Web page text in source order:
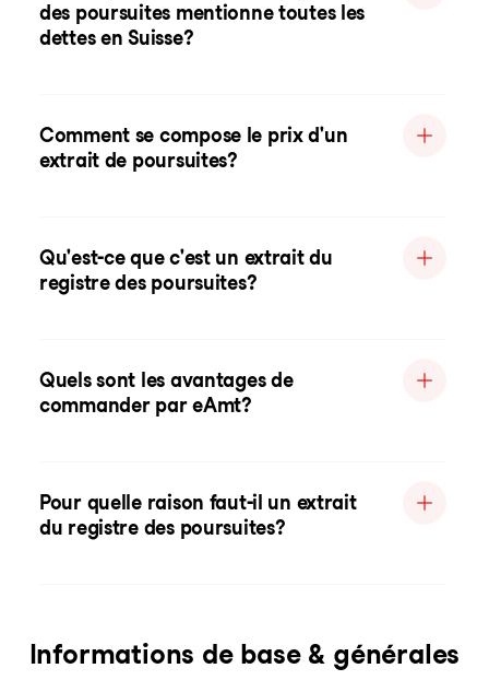
des poursuites mentionne toutes les
dettes en Suisse?
Comment se compose le prix d'un
extrait de poursuites?
Qu'est-ce que c'est un extrait du
registre des poursuites?
Quels sont les avantages de
commander par eAmt?
Pour quelle raison faut-il un extrait
du registre des poursuites?
Informations de base & générales